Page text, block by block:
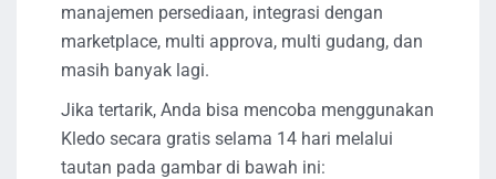
manajemen persediaan, integrasi dengan
marketplace, multi approva, multi gudang, dan
masih banyak lagi.
Jika tertarik, Anda bisa mencoba menggunakan
Kledo secara gratis selama 14 hari melalui
tautan pada gambar di bawah ini: